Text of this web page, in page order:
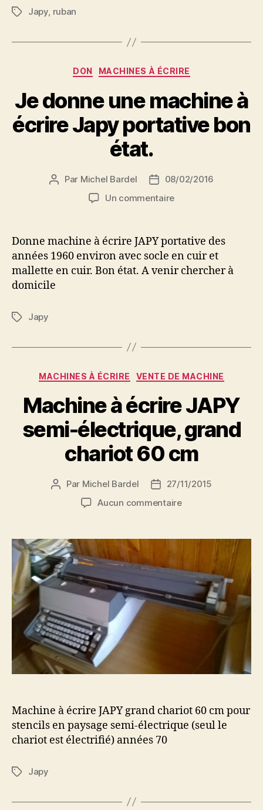
Étiquettes
Japy, ruban
Catégories
DON MACHINES À ÉCRIRE
Je donne une machine à
écrire Japy portative bon
état.
Auteur
Par Michel Bardel
Date
de
08/02/2016
Un commentairesur
une
machine
à
écrire
Donne machine à écrire JAPY portative des
années 1960 environ avec socle en cuir et
mallette en cuir. Bon état. A venir chercher à
domicile
Étiquettes
Japy
Catégories
MACHINES À ÉCRIRE VENTE DE MACHINE
Machine à écrire JAPY
semi-électrique, grand
chariot 60 cm
Auteur
l’article
Par Michel Bardel
Date
de
27/11/2015
Aucun commentairesur
écrire
JAPY
semi-
électrique,
grand
chariot
Machine à écrire JAPY grand chariot 60 cm pour
stencils en paysage semi-électrique (seul le
chariot est électrifié) années 70
Étiquettes
Japy